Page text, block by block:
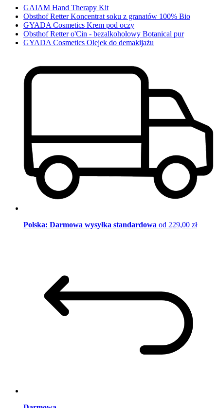
GAIAM Hand Therapy Kit
Obsthof Retter Koncentrat soku z granatów 100% Bio
GYADA Cosmetics Krem pod oczy
Obsthof Retter o'Cin - bezalkoholowy Botanical pur
GYADA Cosmetics Olejek do demakijażu
Polska: Darmowa wysyłka standardowa od 229,00 zł